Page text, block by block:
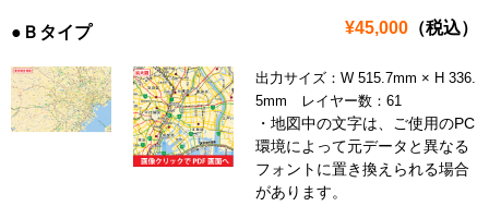
¥45,000 （税込）
●Ｂタイプ
出力サイズ：W 515.7mm × H 336.
5mm レイヤー数：61
・地図中の文字は、ご使用のPC
環境によって元データと異なる
フォントに置き換えられる場合
があります。